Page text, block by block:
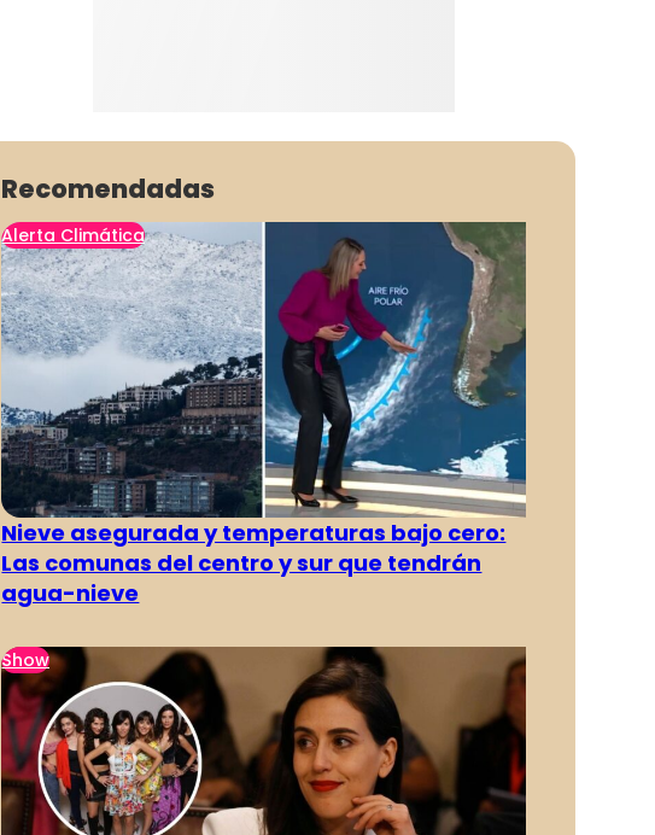
Recomendadas
Alerta Climática
Nieve asegurada y temperaturas bajo cero:
Las comunas del centro y sur que tendrán
agua-nieve
Show